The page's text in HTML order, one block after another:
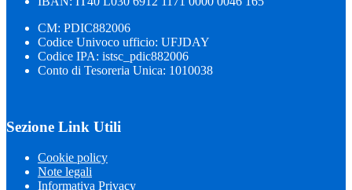
CM: PDIC882006
Codice Univoco ufficio: UFJDAY
Codice IPA: istsc_pdic882006
Conto di Tesoreria Unica: 1010038
Sezione Link Utili
Cookie policy
Note legali
Informativa Privacy